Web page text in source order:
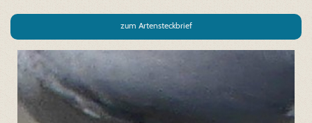
zum Artensteckbrief